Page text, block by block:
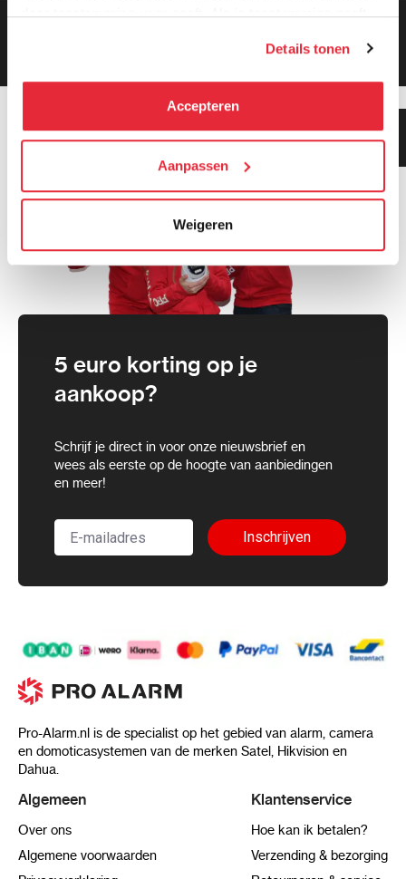
daar toestemming voor geeft. Als je toestemming geeft,
kunnen deze gegevens combineren met informatie die zij
hebben verzameld via het gebruik van hun diensten. Je
kunt alle cookies accepteren, alleen noodzakelijke
We werken samen met21 derden
die uw gegevens
kunnen ontvangen en verwerken.
Details tonen
Accepteren
Aanpassen
Weigeren
5 euro korting op je
aankoop?
Schrijf je direct in voor onze nieuwsbrief en
wees als eerste op de hoogte van aanbiedingen
en meer!
Inschrijven
Pro-Alarm.nl is de specialist op het gebied van alarm, camera
en domoticasystemen van de merken Satel, Hikvision en
Dahua.
Klanten geven ons 9.3
gemiddeld!
Algemeen
Over ons
Algemene voorwaarden
Klantenservice
Hoe kan ik betalen?
Verzending & bezorging